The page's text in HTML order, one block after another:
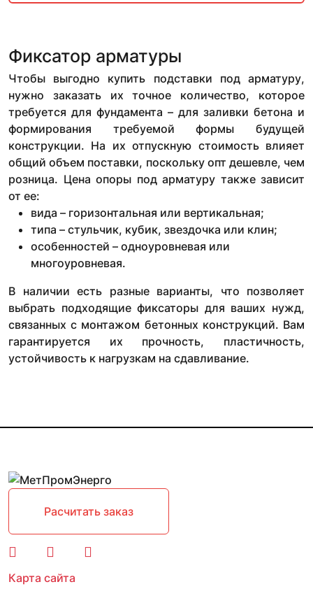
Фиксатор арматуры
Чтобы выгодно купить подставки под арматуру,
нужно заказать их точное количество, которое
требуется для фундамента – для заливки бетона и
формирования требуемой формы будущей
конструкции. На их отпускную стоимость влияет
общий объем поставки, поскольку опт дешевле, чем
розница. Цена опоры под арматуру также зависит
от ее:
вида – горизонтальная или вертикальная;
типа – стульчик, кубик, звездочка или клин;
особенностей – одноуровневая или
многоуровневая.
В наличии есть разные варианты, что позволяет
выбрать подходящие фиксаторы для ваших нужд,
связанных с монтажом бетонных конструкций. Вам
гарантируется их прочность, пластичность,
устойчивость к нагрузкам на сдавливание.
Расчитать заказ
Карта сайта